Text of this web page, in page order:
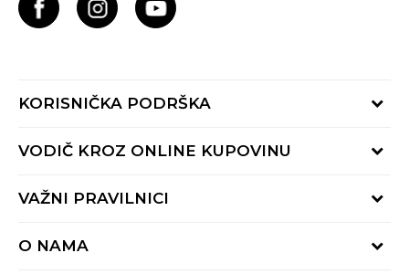
KORISNIČKA PODRŠKA
Provjeri status porudžbine
Radno vrijeme 9-16h
VODIČ KROZ ONLINE KUPOVINU
Načini isporuke
Reklamacije
VAŽNI PRAVILNICI
O NAMA